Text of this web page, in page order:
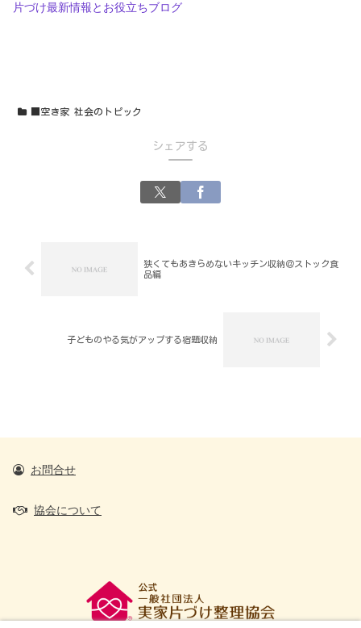
片づけ最新情報とお役立ちブログ
■空き家 社会のトピック
シェアする
狭くてもあきらめないキッチン収納＠ストック食
品編
子どものやる気がアップする宿題収納
お問合せ
協会について